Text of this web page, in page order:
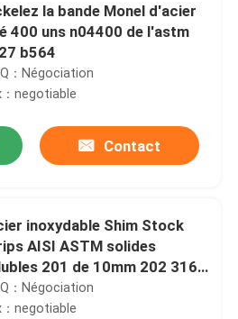
la bande Monel d'acier
400 uns n04400 de l'astm
b564
：Négociation
：negotiable
Contact
inoxydable Shim Stock
AISI ASTM solides
201 de 10mm 202 316
904l solides solubles
la bobine
：Négociation
：negotiable